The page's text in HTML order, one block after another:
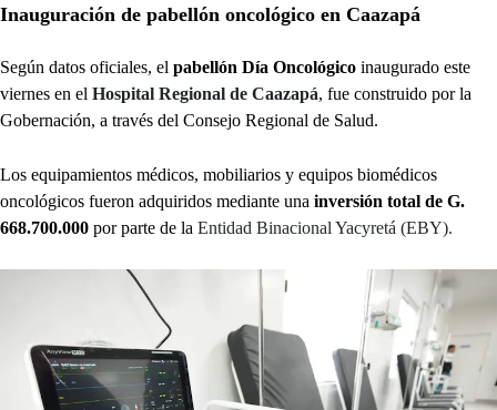
Inauguración de pabellón oncológico en Caazapá
Según datos oficiales, el pabellón Día Oncológico inaugurado este
viernes en el Hospital Regional de Caazapá, fue construido por la
Gobernación, a través del Consejo Regional de Salud.
Los equipamientos médicos, mobiliarios y equipos biomédicos
oncológicos fueron adquiridos mediante una inversión total de G.
668.700.000 por parte de la Entidad Binacional Yacyretá (EBY).